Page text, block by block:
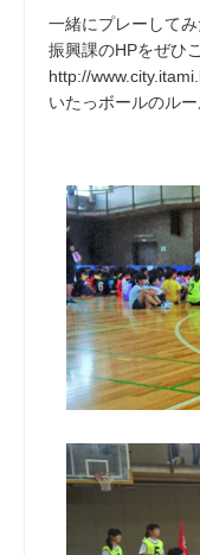
一緒にプレーして
振興課のHPをぜひ
http://
いたっボールのル